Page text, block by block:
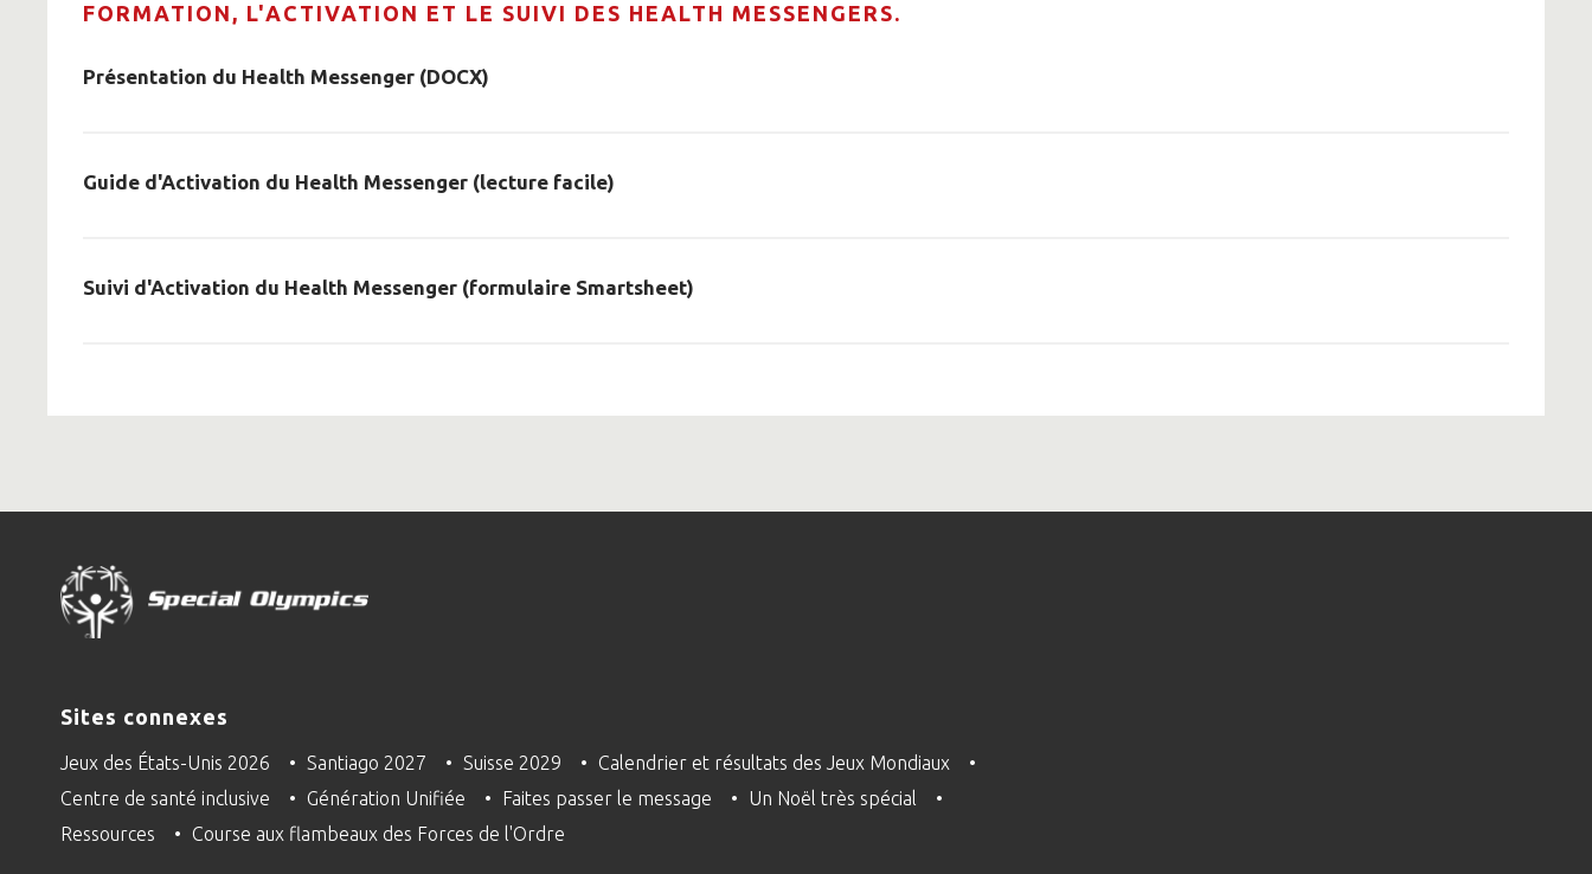
FORMATION, L'ACTIVATION ET LE SUIVI DES HEALTH MESSENGERS.
Présentation du Health Messenger (DOCX)
Guide d'Activation du Health Messenger (lecture facile)
Suivi d'Activation du Health Messenger (formulaire Smartsheet)
Sites connexes
Jeux des États-Unis 2026 Santiago 2027 Suisse 2029
Calendrier et résultats des Jeux Mondiaux
Centre de santé inclusive
Génération Unifiée Faites passer le message
Un Noël très spécial
Ressources
Course aux flambeaux des Forces de l'Ordre